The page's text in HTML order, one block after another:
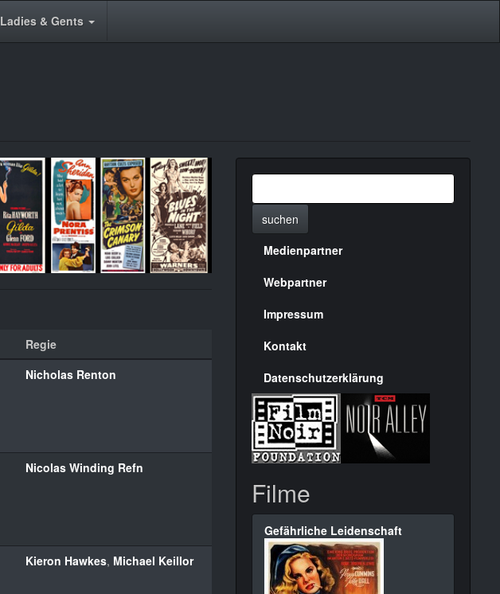
Ladies & Gents
Regie
Nicholas Renton
Nicolas Winding Refn
Kieron Hawkes, Michael Keillor
suchen
Menülinks
rechte
Seite
Medienpartner
Webpartner
Impressum
Kontakt
Datenschutzerklärung
Filme
Gefährliche Leidenschaft